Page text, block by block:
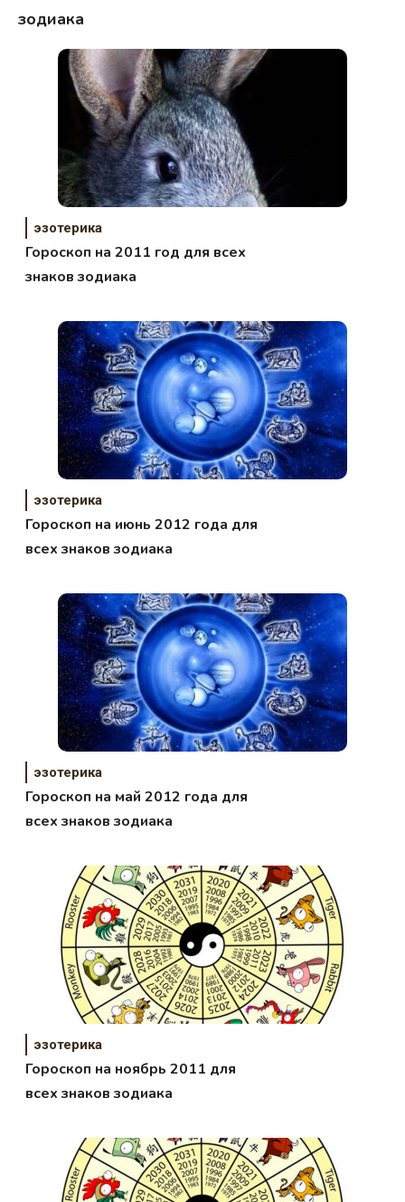
зодиака
эзотерика
Гороскоп на 2011 год для всех
знаков зодиака
эзотерика
Гороскоп на июнь 2012 года для
всех знаков зодиака
эзотерика
Гороскоп на май 2012 года для
всех знаков зодиака
эзотерика
Гороскоп на ноябрь 2011 для
всех знаков зодиака